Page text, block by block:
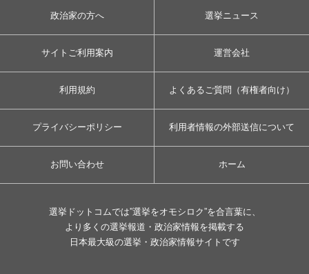
政治家の方へ 選挙ニュース
サイトご利用案内 運営会社
利用規約 よくあるご質問（有権者向け）
プライバシーポリシー 利用者情報の外部送信について
お問い合わせ ホーム
選挙ドットコムでは”選挙をオモシロク”を合言葉に、
より多くの選挙報道・政治家情報を掲載する
日本最大級の選挙・政治家情報サイトです